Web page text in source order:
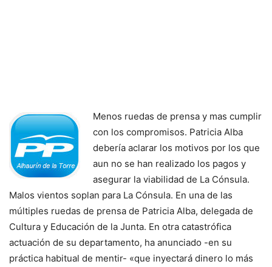
Menos ruedas de prensa y mas cumplir
con los compromisos. Patricia Alba
debería aclarar los motivos por los que
aun no se han realizado los pagos y
asegurar la viabilidad de La Cónsula.
Malos vientos soplan para La Cónsula. En una de las
múltiples ruedas de prensa de Patricia Alba, delegada de
Cultura y Educación de la Junta. En otra catastrófica
actuación de su departamento, ha anunciado -en su
práctica habitual de mentir- «que inyectará dinero lo más